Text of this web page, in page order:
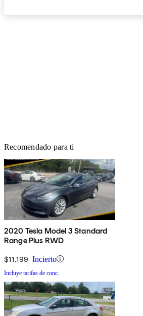
Recomendado para ti
2020 Tesla Model 3 Standard
Range Plus RWD
$11,199 Incierto
Incluye tarifas de conc.